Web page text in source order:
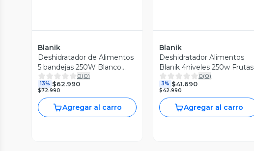
Blanik
Deshidratador de Alimentos
5 bandejas 250W Blanco
Blanik
0(0)
13% $62.990
$72.990
Agregar al carro
Blanik
Deshidratador Alimentos
Blanik 4niveles 250w Frutas
Verduras
0(0)
3% $41.690
$42.990
Agregar al carro